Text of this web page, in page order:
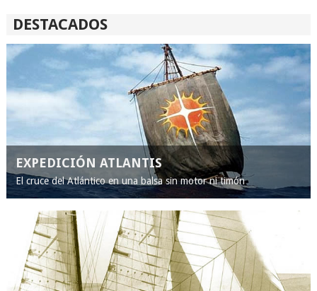
DESTACADOS
EXPEDICIÓN ATLANTIS
El cruce del Atlántico en una balsa sin motor ni timón